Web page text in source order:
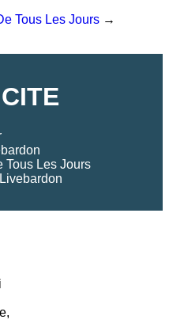
Tous Les Jours →
Tous Les Jours